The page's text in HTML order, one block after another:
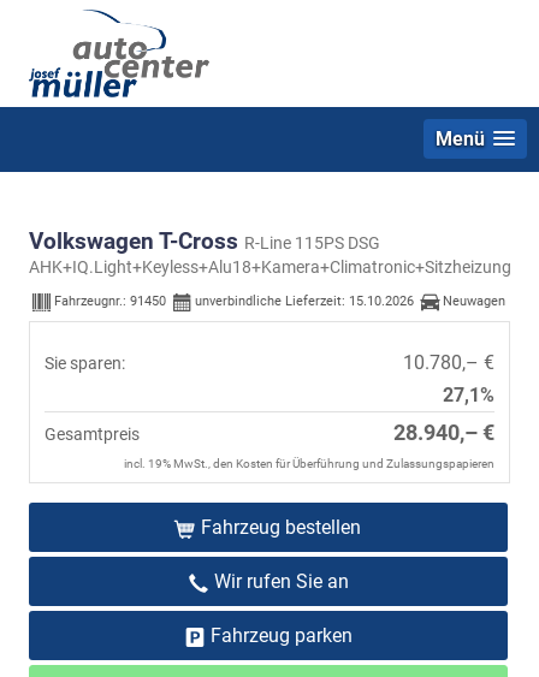
Menü
Volkswagen T-Cross R-Line 115PS DSG
AHK+IQ.Light+Keyless+Alu18+Kamera+Climatronic+Sitzheizung
Fahrzeugnr.: 91450 unverbindliche Lieferzeit: 15.10.2026 Neuwagen
Sie sparen:
10.780,– €
27,1%
Gesamtpreis 28.940,– €
incl. 19% MwSt., den Kosten für Überführung und Zulassungspapieren
Fahrzeug bestellen
Wir rufen Sie an
Fahrzeug parken